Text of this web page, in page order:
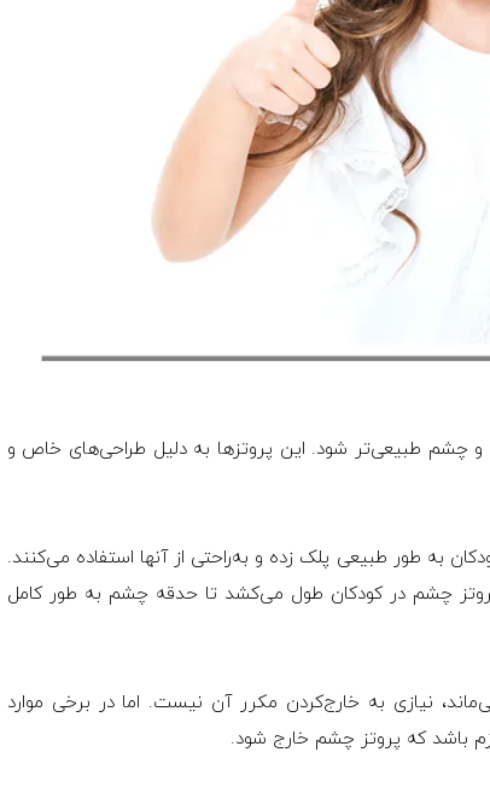
و چشم طبیعی‌تر شود. این پروتزها به دلیل طراحی‌های خاص و
به طور طبیعی پلک زده و به‌راحتی از آنها استفاده می‌کنند.
چشم در کودکان طول می‌کشد تا حدقه چشم به طور کامل
نیازی به خارج‌کردن مکرر آن نیست. اما در برخی موارد
باشد که پروتز چشم خارج شود.